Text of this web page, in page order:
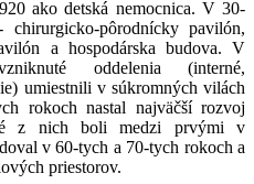
ako detská nemocnica. V 30-
pôrodnícky pavilón,
a hospodárska budova. V
oddelenia (interné,
umiestnili v súkromných vilách
rokoch nastal najväčší rozvoj
z nich boli medzi prvými v
v 60-tych a 70-tych rokoch a
priestorov.